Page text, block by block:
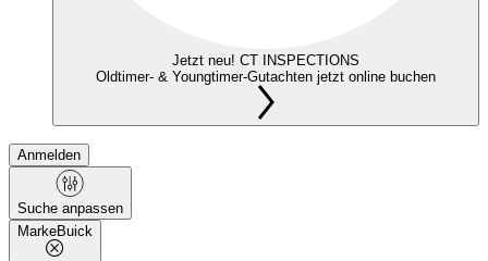
Jetzt neu! CT INSPECTIONS
Oldtimer- & Youngtimer-Gutachten jetzt online buchen
Anmelden
Suche anpassen
MarkeBuick